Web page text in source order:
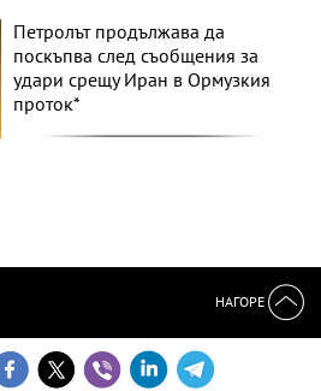
Петролът продължава да
поскъпва след съобщения за
удари срещу Иран в Ормузкия
проток*
НАГОРЕ